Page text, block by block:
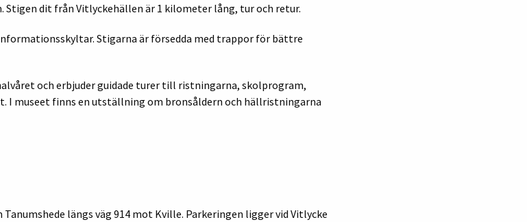
Stigen dit från Vitlyckehällen är 1 kilometer lång, tur och retur.
Stigarna är försedda med trappor för bättre
och erbjuder guidade turer till ristningarna, skolprogram,
I museet finns en utställning om bronsåldern och hällristningarna
längs väg 914 mot Kville. Parkeringen ligger vid Vitlycke